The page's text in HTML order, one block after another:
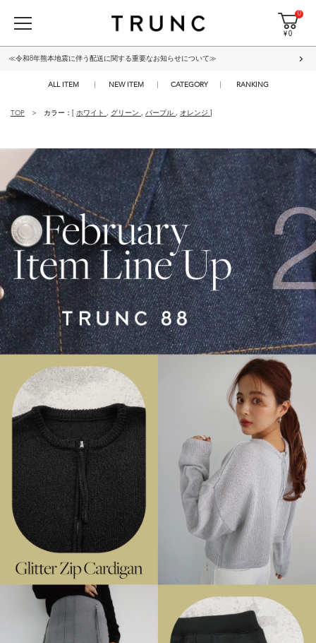
0
¥ 0
≪令和8年熊本地震に伴う配送に関する重要なお知らせについて≫
ALL ITEM NEW ITEM CATEGORY RANKING
TOP カラー：[ ホワイト , グリーン , パープル , オレンジ